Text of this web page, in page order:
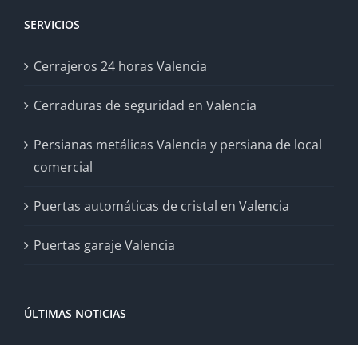
SERVICIOS
Cerrajeros 24 horas Valencia
Cerraduras de seguridad en Valencia
Persianas metálicas Valencia y persiana de local
comercial
Puertas automáticas de cristal en Valencia
Puertas garaje Valencia
ÚLTIMAS NOTICIAS